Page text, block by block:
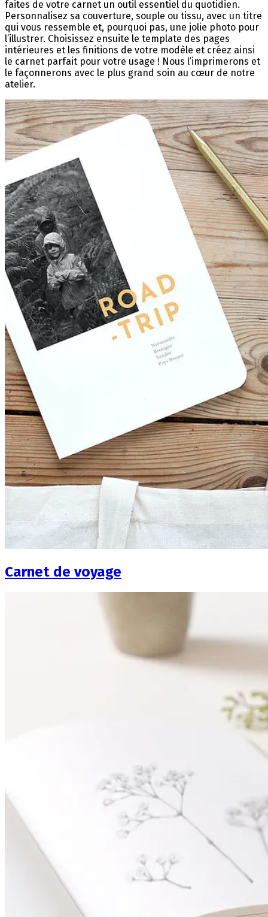
faites de votre carnet un outil essentiel du quotidien.
Personnalisez sa couverture, souple ou tissu, avec un titre
qui vous ressemble et, pourquoi pas, une jolie photo pour
l’illustrer. Choisissez ensuite le template des pages
intérieures et les finitions de votre modèle et créez ainsi
le carnet parfait pour votre usage ! Nous l’imprimerons et
le façonnerons avec le plus grand soin au cœur de notre
atelier.
Carnet de voyage